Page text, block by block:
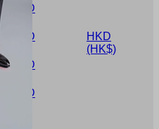
USD
USD
HKD
(HK$)
USD
USD